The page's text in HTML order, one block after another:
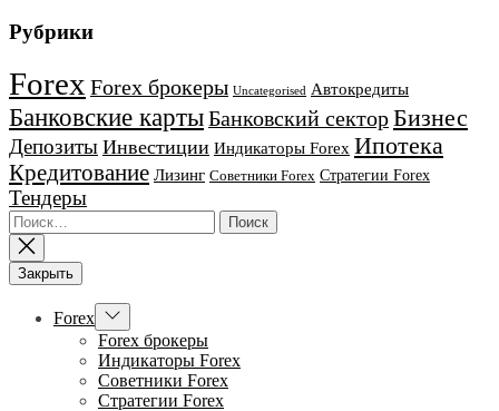
Рубрики
Forex Forex брокеры Uncategorised Автокредиты
Банковские картыБанковский секторБизнес
Депозиты Инвестиции Индикаторы Forex Ипотека
Кредитование Лизинг Советники Forex Стратегии Forex
Тендеры
Найти:
Закрыть
Forex Показывать
подменю
Forex брокеры
Индикаторы Forex
Советники Forex
Стратегии Forex